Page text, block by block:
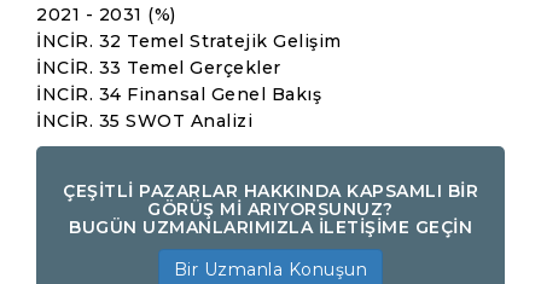
2021 - 2031 (%)
İNCİR. 32 Temel Stratejik Gelişim
İNCİR. 33 Temel Gerçekler
İNCİR. 34 Finansal Genel Bakış
İNCİR. 35 SWOT Analizi
ÇEŞİTLİ PAZARLAR HAKKINDA KAPSAMLI BİR
GÖRÜŞ Mİ ARIYORSUNUZ?
BUGÜN UZMANLARIMIZLA İLETİŞİME GEÇİN
Bir Uzmanla Konuşun